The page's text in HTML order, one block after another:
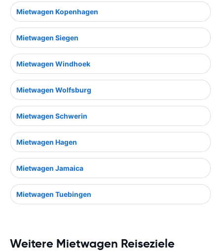
Mietwagen Kopenhagen
Mietwagen Siegen
Mietwagen Windhoek
Mietwagen Wolfsburg
Mietwagen Schwerin
Mietwagen Hagen
Mietwagen Jamaica
Mietwagen Tuebingen
Weitere Mietwagen Reiseziele